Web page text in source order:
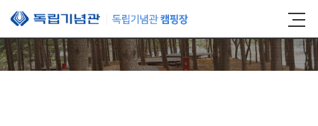
본문 바로가기